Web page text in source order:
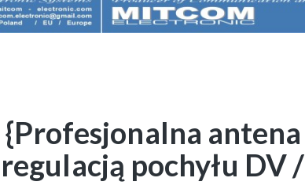
antena
pochyłu DV /